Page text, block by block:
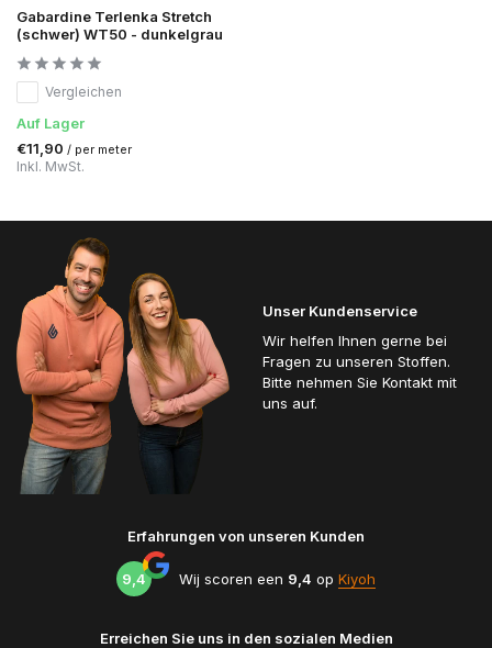
Gabardine Terlenka Stretch
(schwer) WT50 - dunkelgrau
Vergleichen
Auf Lager
€11,90 / per meter
Inkl. MwSt.
Unser Kundenservice
Wir helfen Ihnen gerne bei
Fragen zu unseren Stoffen.
Bitte nehmen Sie Kontakt mit
uns auf.
Erfahrungen von unseren Kunden
9,4 Wij scoren een 9,4 op Kiyoh
Erreichen Sie uns in den sozialen Medien